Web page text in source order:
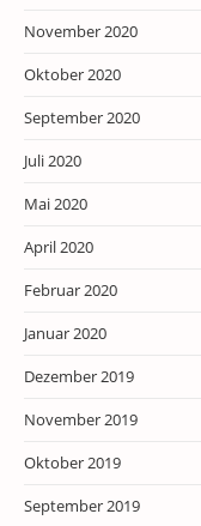
November 2020
Oktober 2020
September 2020
Juli 2020
Mai 2020
April 2020
Februar 2020
Januar 2020
Dezember 2019
November 2019
Oktober 2019
September 2019